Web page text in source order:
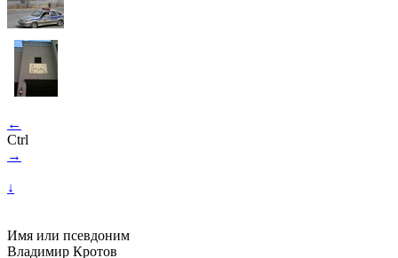
←
Ctrl
→
↓
Имя или псевдоним
Владимир Кротов